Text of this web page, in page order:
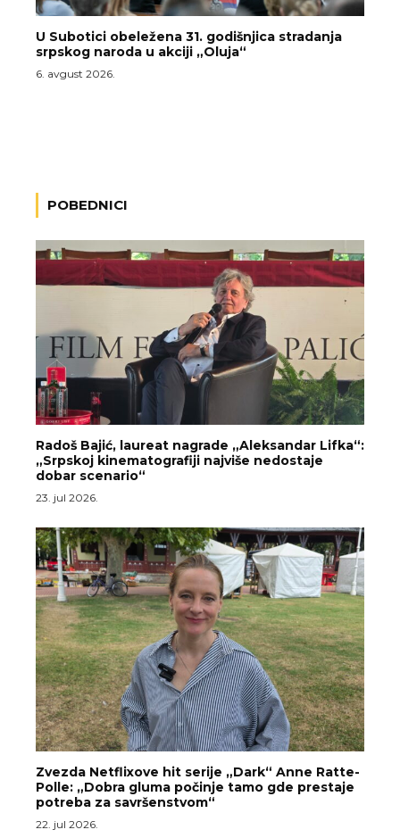
U Subotici obeležena 31. godišnjica stradanja
srpskog naroda u akciji „Oluja“
6. avgust 2026.
POBEDNICI
Radoš Bajić, laureat nagrade „Aleksandar Lifka“:
„Srpskoj kinematografiji najviše nedostaje
dobar scenario“
23. jul 2026.
Zvezda Netflixove hit serije „Dark“ Anne Ratte-
Polle: „Dobra gluma počinje tamo gde prestaje
potreba za savršenstvom“
22. jul 2026.